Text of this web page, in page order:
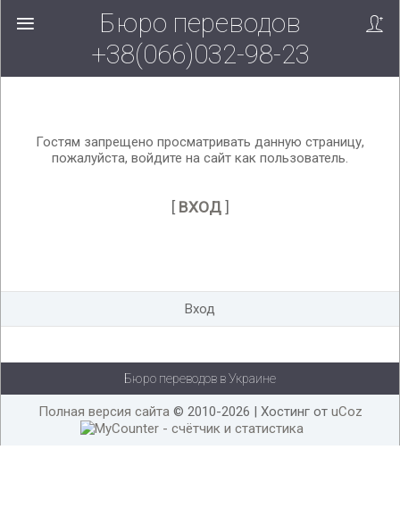
Вверх!
Бюро переводов
+38(066)032-98-23
Гостям запрещено просматривать данную страницу,
пожалуйста, войдите на сайт как пользователь.
[ ВХОД]
Вход
Бюро переводов в Украине
Полная версия сайта© 2010-2026 | Хостинг от uCoz